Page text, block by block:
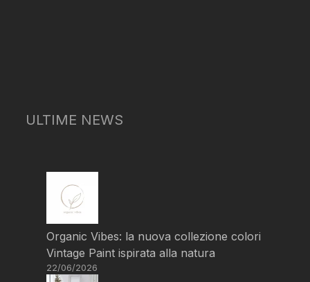
ULTIME NEWS
Organic Vibes: la nuova collezione colori
Vintage Paint ispirata alla natura
22/06/2026